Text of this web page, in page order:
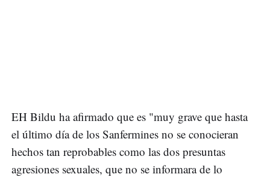
EH Bildu ha afirmado que es "muy grave que hasta
el último día de los Sanfermines no se conocieran
hechos tan reprobables como las dos presuntas
agresiones sexuales, que no se informara de lo